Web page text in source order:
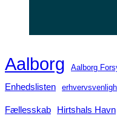
Aalborg Aalborg
Enhedslisten
Fællesskab Hirtshals Havn